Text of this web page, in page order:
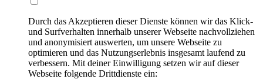
Durch das Akzeptieren dieser Dienste können wir das Klick-
und Surfverhalten innerhalb unserer Webseite nachvollziehen
und anonymisiert auswerten, um unsere Webseite zu
optimieren und das Nutzungserlebnis insgesamt laufend zu
verbessern. Mit deiner Einwilligung setzen wir auf dieser
Webseite folgende Drittdienste ein: